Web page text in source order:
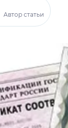
Автор статьи